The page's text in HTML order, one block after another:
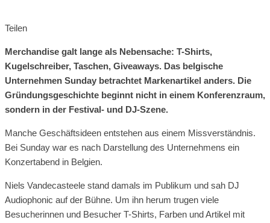
Teilen
Merchandise galt lange als Nebensache: T-Shirts,
Kugelschreiber, Taschen, Giveaways. Das belgische
Unternehmen Sunday betrachtet Markenartikel anders. Die
Gründungsgeschichte beginnt nicht in einem Konferenzraum,
sondern in der Festival- und DJ-Szene.
Manche Geschäftsideen entstehen aus einem Missverständnis.
Bei Sunday war es nach Darstellung des Unternehmens ein
Konzertabend in Belgien.
Niels Vandecasteele stand damals im Publikum und sah DJ
Audiophonic auf der Bühne. Um ihn herum trugen viele
Besucherinnen und Besucher T-Shirts, Farben und Artikel mit